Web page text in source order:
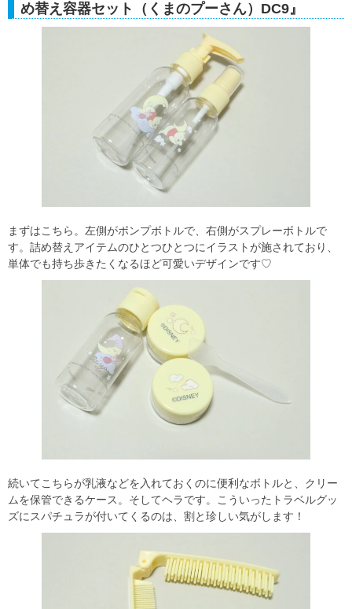
め替え容器セット（くまのプーさん）DC9』
まずはこちら。左側がポンプボトルで、右側がスプレーボトルで
す。詰め替えアイテムのひとつひとつにイラストが施されており、
単体でも持ち歩きたくなるほど可愛いデザインです♡
続いてこちらが乳液などを入れておくのに便利なボトルと、クリー
ムを保管できるケース。そしてヘラです。こういったトラベルグッ
ズにスパチュラが付いてくるのは、割と珍しい気がします！